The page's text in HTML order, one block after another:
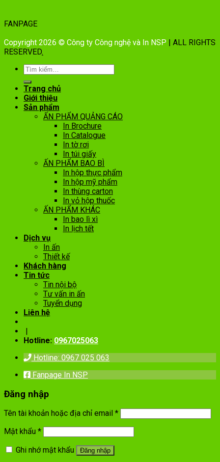
FANPAGE
Copyright 2026 © Công ty Công nghệ và In NSP | ALL RIGHTS
RESERVED.
Trang chủ
Giới thiệu
Sản phẩm
ẤN PHẨM QUẢNG CÁO
In Brochure
In Catalogue
In tờ rơi
In túi giấy
ẤN PHẨM BAO BÌ
In hộp thực phẩm
In hộp mỹ phẩm
In thùng carton
In vỏ hộp thuốc
ẤN PHẨM KHÁC
In bao lì xì
In lịch tết
Dịch vụ
In ấn
Thiết kế
Khách hàng
Tin tức
Tin nội bộ
Tư vấn in ấn
Tuyển dụng
Liên hệ
|
Hotline: 0967025063
Hotline: 0967 025 063
Fanpage In NSP
Đăng nhập
Tên tài khoản hoặc địa chỉ email *
Mật khẩu *
Ghi nhớ mật khẩu
Đăng nhập